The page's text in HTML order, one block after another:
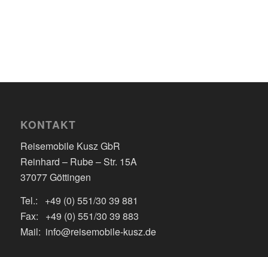
KONTAKT
Reisemobile Kusz GbR
Reinhard – Rube – Str. 15A
37077 Göttingen
Tel.: +49 (0) 551/30 39 881
Fax: +49 (0) 551/30 39 883
Mail: info@reisemobile-kusz.de